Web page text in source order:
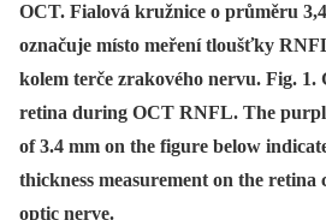
OCT. Fialová kružnice o průměru
označuje místo meření tloušťky
kolem terče zrakového nervu. Fig. 1.
retina during OCT RNFL. The
of 3.4 mm on the figure below
thickness measurement on the
optic nerve.